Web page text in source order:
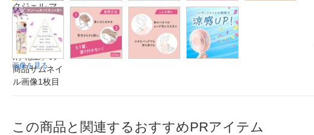
画像を見る
この商品と関連するおすすめPRアイテム